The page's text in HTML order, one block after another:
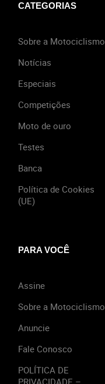
CATEGORIAS
Sobre a Motociclismo
Notícias
Especiais
Competições
Moto de ouro
Testes
Banca
Política de Cookies
(UE)
PARA VOCÊ
Assine
Sobre a Motociclismo
Anuncie
Fale Conosco
POLÍTICA DE